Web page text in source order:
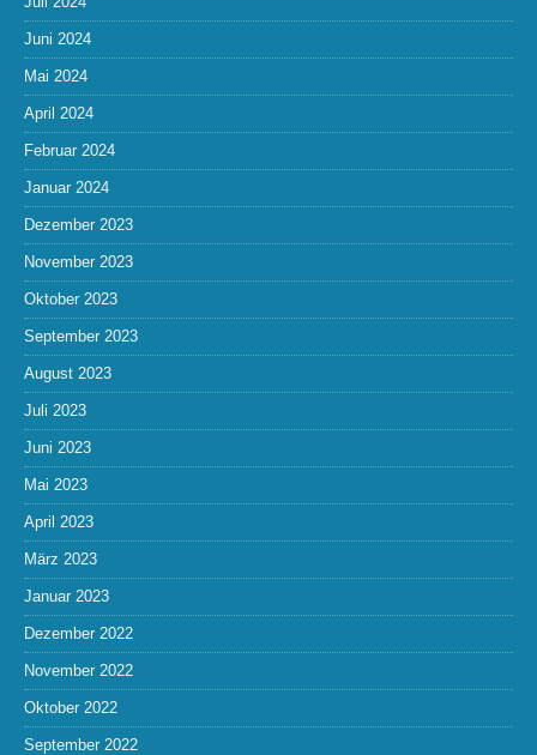
Juni 2024
Mai 2024
April 2024
Februar 2024
Januar 2024
Dezember 2023
November 2023
Oktober 2023
September 2023
August 2023
Juli 2023
Juni 2023
Mai 2023
April 2023
März 2023
Januar 2023
Dezember 2022
November 2022
Oktober 2022
September 2022